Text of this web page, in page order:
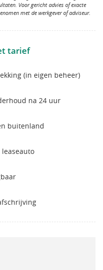
Voor gericht advies of exacte
met de werkgever of adviseur.
tarief
(in eigen beheer)
na 24 uur
buitenland